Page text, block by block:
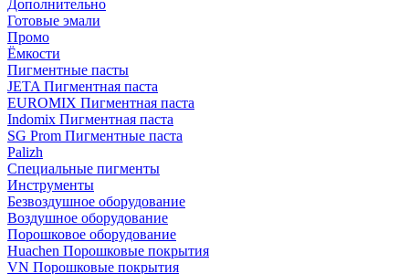
Дополнительно
Готовые эмали
Промо
Ёмкости
Пигментные пасты
JETA Пигментная паста
EUROMIX Пигментная паста
Indomix Пигментная паста
SG Prom Пигментные паста
Palizh
Специальные пигменты
Инструменты
Безвоздушное оборудование
Воздушное оборудование
Порошковое оборудование
Huachen Порошковые покрытия
VN Порошковые покрытия